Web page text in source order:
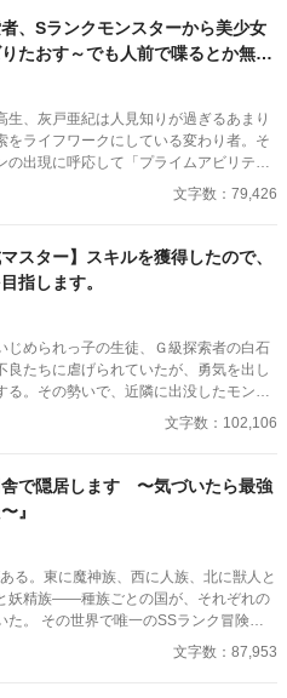
、Sランクモンスターから美少女
たおす～でも人前で喋るとか無理
固お断りします！～
生、灰戸亜紀は人見知りが過ぎるあまり
をライフワークにしている変わり者。そ
の出現に呼応して「プライムアビリテ
者の1人でもあった。 ある日、亜
如現れたSランクモンスターのサラマ
撃破し探索者を救出。 ところが、襲わ
ンフルエンサーとして知られる水無瀬し
様子はすべて生配信されてしまってい
ずくがお礼に現れたことで、亜紀は瞬く
り、水無瀬しずくからコラボ配信を持ち
を極めてひっそりと生活していた亜紀の
表舞台に立たされて
文字数：79,426
スター】スキルを獲得したので、
指します。
じめられっ子の生徒、Ｇ級探索者の白石
良たちに虐げられていたが、勇気を出し
る。その勢いで、近隣に出没したモンス
也。その選択が彼の運命を大きく変えて
。
文字数：102,106
舎で隠居します 〜気づいたら最強
』
る。東に魔神族、西に人族、北に獣人と
妖精族——種族ごとの国が、それぞれの
ンク冒険
れ続けることに疲れた彼は、突如冒険者
ない、静かに暮
文字数：87,953